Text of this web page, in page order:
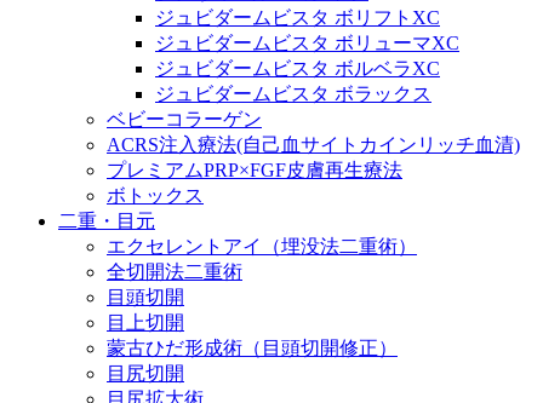
ジュビダームビスタ ボリフトXC
ジュビダームビスタ ボリューマXC
ジュビダームビスタ ボルベラXC
ジュビダームビスタ ボラックス
ベビーコラーゲン
ACRS注入療法(自己血サイトカインリッチ血清)
プレミアムPRP×FGF皮膚再生療法
ボトックス
二重・目元
エクセレントアイ（埋没法二重術）
全切開法二重術
目頭切開
目上切開
蒙古ひだ形成術（目頭切開修正）
目尻切開
目尻拡大術